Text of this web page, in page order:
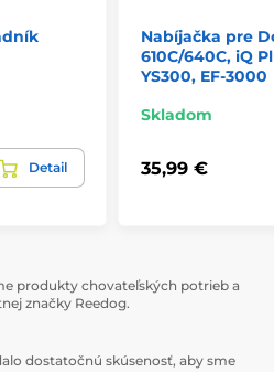
Detail
Nabíjačka pre
610C/640C, iQ
YS300, EF-3000
Skladom
35,99 €
produkty chovateľských potrieb a
značky Reedog.
dostatočnú skúsenosť, aby sme